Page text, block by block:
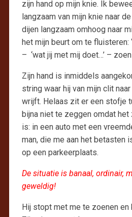
zijn hand op mijn knie. Ik
langzaam van mijn knie naar
dijen langzaam omhoog naar
het mijn beurt om te fluisteren:
– ‘wat jij met mij doet…’ –
Zijn hand is inmiddels
string waar hij van mijn clit
wrijft. Helaas zit er een stofje
bijna niet te zeggen omdat het
is: in een auto met een
man, die me aan het betasten
op een parkeerplaats.
De situatie is banaal, ordinair,
geweldig!
Hij stopt met me te zoenen en